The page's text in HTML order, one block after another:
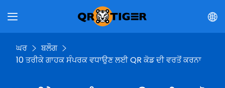
ਘਰ
ਬਲੌਗ
10 ਤਰੀਕੇ ਗਾਹਕ ਸੰਪਰਕ ਵਧਾਉਣ ਲਈ QR ਕੋਡ ਦੀ ਵਰਤੋਂ ਕਰਨਾ